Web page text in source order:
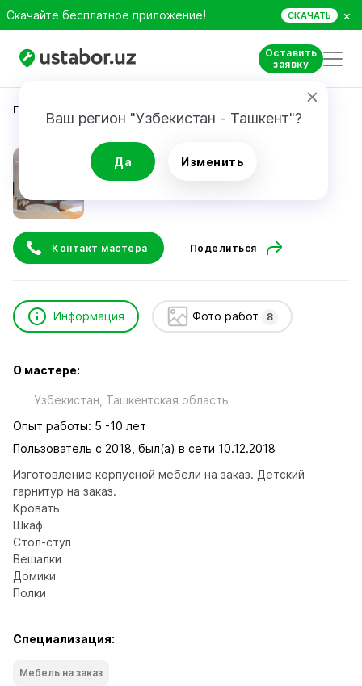
Скачайте бесплатное приложение! СКАЧАТЬ ×
Оставить
заявку
Ваш регион "Узбекистан - Ташкент"?
Да Изменить
Главная
Руслан
Контакт мастера Поделиться
Информация Фото работ 8
О мастере:
Узбекистан, Ташкентская область
Опыт работы: 5 -10 лет
Пользователь с 2018, был(а) в сети 10.12.2018
Изготовление корпусной мебели на заказ. Детский
гарнитур на заказ.
Кровать
Шкаф
Стол-стул
Вешалки
Домики
Полки
Специализация:
Мебель на заказ